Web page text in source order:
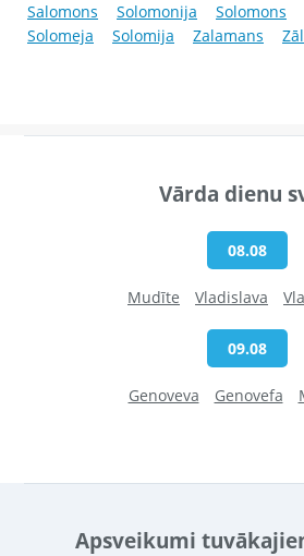
Salomons
Solomonija Solomons
Solomeja
Solomija Zalamans
Vārda dienu
08.08
Mudīte Vladislava
09.08
Genoveva Genovefa
Apsveikumi